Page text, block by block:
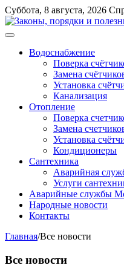
Перейти
к
содержимому
Суббота, 8 августа, 2026
Меню
Водоснабжение
Поверка
Замена
Установка
Канализация
Отопление
Поверка
Замена
Установка
Кондиционеры
Сантехника
Аварийная
Услуги
Аварийные службы
Народные новости
Контакты
Главная/Все новости
Все новости